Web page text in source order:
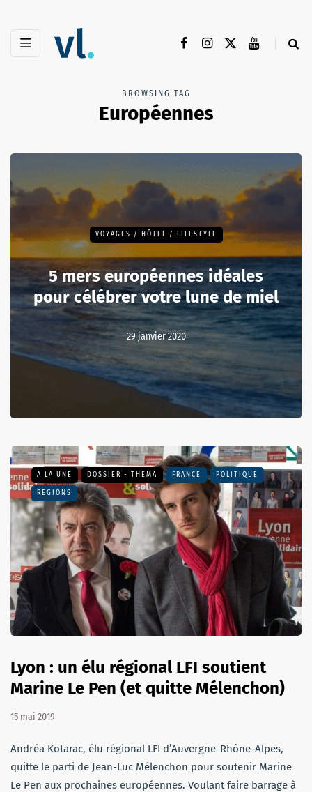
BROWSING TAG
Européennes
VOYAGES / HÔTEL / LIFESTYLE
5 mers européennes idéales
pour célébrer votre lune de miel
29 janvier 2020
A LA UNE DOSSIER - THEMA FRANCE POLITIQUE
RÉGIONS
Lyon : un élu régional LFI soutient
Marine Le Pen (et quitte Mélenchon)
15 mai 2019
Andréa Kotarac, élu régional LFI d’Auvergne-Rhône-Alpes,
quitte le parti de Jean-Luc Mélenchon pour soutenir Marine
Le Pen aux prochaines européennes. Voulant faire barrage à